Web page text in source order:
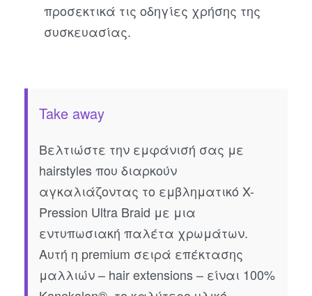
προσεκτικά τις οδηγίες χρήσης της
συσκευασίας.
Take away
Βελτιώστε την εμφάνισή σας με
hairstyles που διαρκούν
αγκαλιάζοντας το εμβληματικό X-
Pression Ultra Braid με μια
εντυπωσιακή παλέτα χρωμάτων.
Αυτή η premium σειρά επέκτασης
μαλλιών – hair extensions – είναι 100%